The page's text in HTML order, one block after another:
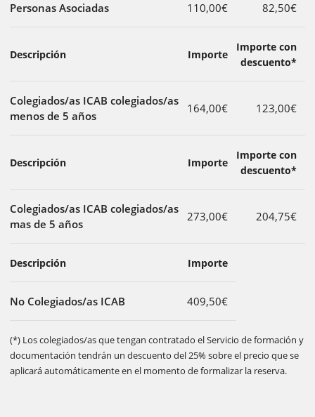
Personas Asociadas 110,00€ 82,50€
Descripción Importe
Importe con
descuento*
Colegiados/as ICAB colegiados/as
menos de 5 años
164,00€ 123,00€
Descripción Importe
Importe con
descuento*
Colegiados/as ICAB colegiados/as
mas de 5 años
273,00€ 204,75€
Descripción Importe
No Colegiados/as ICAB 409,50€
(*) Los colegiados/as que tengan contratado el Servicio de formación y
documentación tendrán un descuento del 25% sobre el precio que se
aplicará automáticamente en el momento de formalizar la reserva.